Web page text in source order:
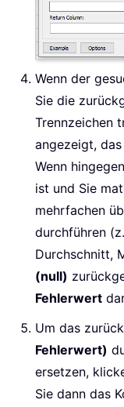
Wenn der
Sie die
Trennzeichen
angezeigt,
Wenn
ist und Sie
mehrfachen
durchführen
Durchschnitt,
(null)
Fehlerwert
Um das
Fehlerwert)
ersetzen,
Sie dann das